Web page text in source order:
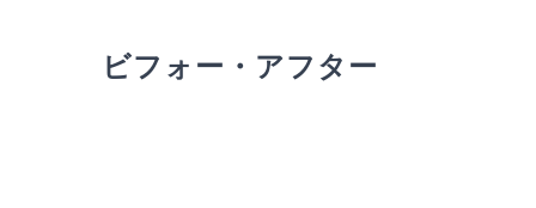
ビフォー・アフター